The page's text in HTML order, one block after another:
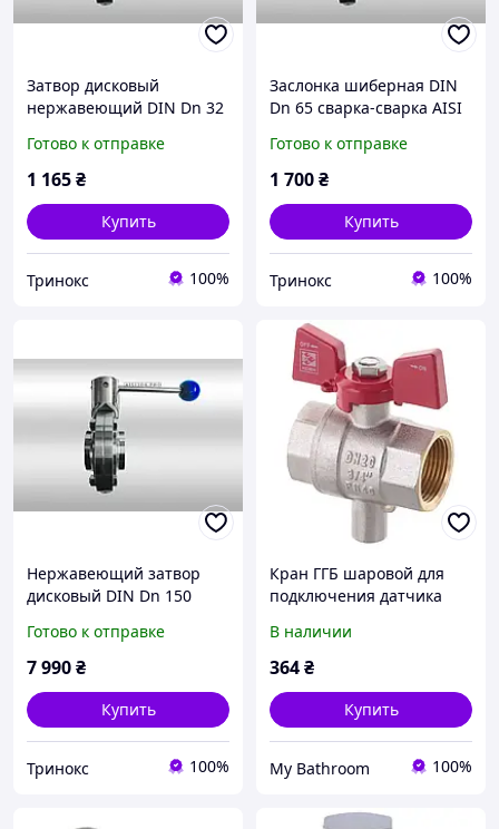
Затвор дисковый
нержавеющий DIN Dn 32
Готово к отправке
1 165₴
Купить
Тринокс 100%
Заслонка шиберная DIN
Dn 65 сварка-сварка AISI
Готово к отправке
1 700₴
Купить
Тринокс 100%
Нержавеющий затвор
дисковый DIN Dn 150
кран шиберный
Готово к отправке
7 990₴
Купить
Тринокс 100%
Кран ГГБ шаровой для
подключения датчика
- 3/4" (KR3068)
В наличии
364₴
Купить
My Bathroom 100%